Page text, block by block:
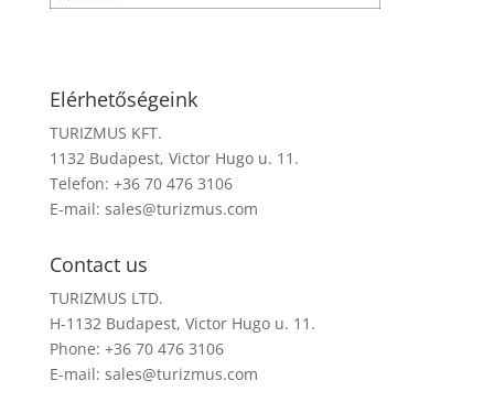
Elérhetőségeink
TURIZMUS KFT.
1132 Budapest, Victor Hugo u. 11.
Telefon: +36 70 476 3106
E-mail: sales@turizmus.com
Contact us
TURIZMUS LTD.
H-1132 Budapest, Victor Hugo u. 11.
Phone: +36 70 476 3106
E-mail: sales@turizmus.com